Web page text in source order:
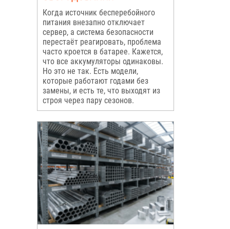
Когда источник бесперебойного
питания внезапно отключает
сервер, а система безопасности
перестаёт реагировать, проблема
часто кроется в батарее. Кажется,
что все аккумуляторы одинаковы.
Но это не так. Есть модели,
которые работают годами без
замены, и есть те, что выходят из
строя через пару сезонов.